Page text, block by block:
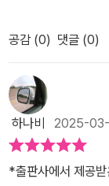
같다고나 할까요?
고 녹여서 넣은 것
마음이 다 이해가
으니까요하지만 사
지도 않았고, 이해가
를 관통하는 낯선
실이라고 몰아붙이
원형이 될 수 있었
찬의 능력을 전이
린 조카를 살리기 위
력은 가짜이지만
은 모르는 형사는 열
시체 한 구가 발견
목사다. 절망에 빠진
교주의 능력이 아니
이고인간애와 사회
셰와독자들의 매혹
것은 낫게 하는 것
넘어가는 것.당시 찬
로 가득했다.걸치고
기적에 감복할 때
자신을 원망했다
어깨에 올라탔다.
공감 (0) 댓글 (0)
하나비 2025-03-
*출판사에서 제공받은 도서입니다. 해